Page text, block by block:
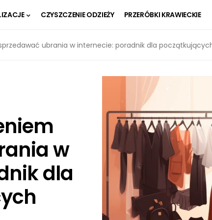
CZYSZCZENIE ODZIEŻY PRZERÓBKI KRAWIECKIE
ubrania w internecie: poradnik dla
w
dla